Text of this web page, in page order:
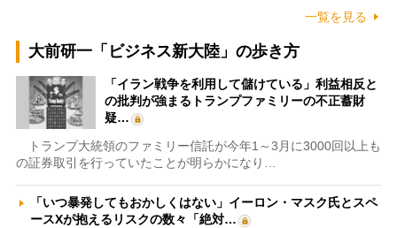
一覧を見る
大前研一「ビジネス新大陸」の歩き方
「イラン戦争を利用して儲けている」利益相反と
の批判が強まるトランプファミリーの不正蓄財
疑…
トランプ大統領のファミリー信託が今年1～3月に3000回以上も
の証券取引を行っていたことが明らかになり…
「いつ暴発してもおかしくはない」イーロン・マスク氏とスペ
ースXが抱えるリスクの数々「絶対…